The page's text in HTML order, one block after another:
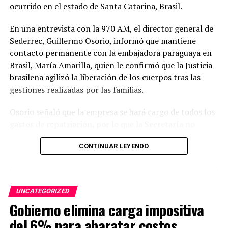
ocurrido en el estado de Santa Catarina, Brasil.
En una entrevista con la 970 AM, el director general de
Sederrec, Guillermo Osorio, informó que mantiene
contacto permanente con la embajadora paraguaya en
Brasil, María Amarilla, quien le confirmó que la Justicia
brasileña agilizó la liberación de los cuerpos tras las
gestiones realizadas por las familias.
Osorio señaló que la empresa se hará cargo de todos los
intervendrá directamente en ese proceso. No obstante,
aseguró que la institución seguirá acompañando y
todos los connacionales regresen al país.
Asimismo, indicó que 48 pasajeros que ya recibieron el
alta médica retornarán este jueves en un bus, luego de
que el viaje previsto para el miércoles fuera postergado.
CONTINUAR LEYENDO
UNCATEGORIZED
Gobierno elimina carga impositiva